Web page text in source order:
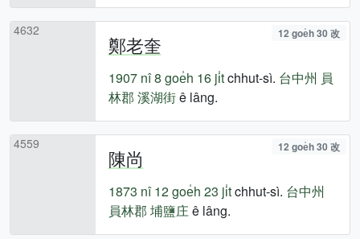
4632
鄭老奎 12 goe̍h 30 改
1907 nî8 goe̍h 16 ji̍tchhut-sì. 台中州 員
林郡 溪湖街ê lâng.
4559
陳尚 12 goe̍h 30 改
1873 nî 12 goe̍h 23 ji̍tchhut-sì. 台中州
員林郡 埔鹽庄ê lâng.